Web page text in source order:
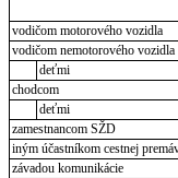
vodičom motorového vozidla
vodičom nemotorového vozidla
deťmi
chodcom
deťmi
zamestnancom SŽD
iným účastníkom cestnej
závadou komunikácie